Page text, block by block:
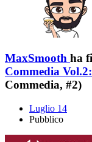
MaxSmooth ha
Commedia
Commedia, #2)
Luglio 14
Pubblico